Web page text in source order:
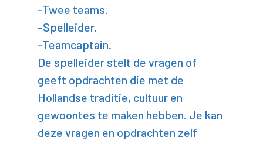
-Twee teams.
-Spelleider.
-Teamcaptain.
De spelleider stelt de vragen of
geeft opdrachten die met de
Hollandse traditie, cultuur en
gewoontes te maken hebben. Je kan
deze vragen en opdrachten zelf